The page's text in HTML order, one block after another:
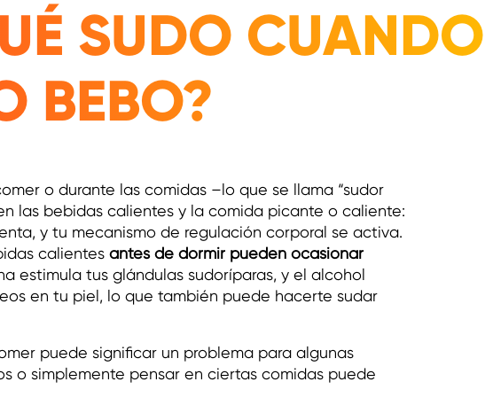
SUDO CUANDO
BEBO?
o durante las comidas –lo que se llama “sudor
las bebidas calientes y la comida picante o caliente:
y tu mecanismo de regulación corporal se activa.
calientes antes de dormir pueden ocasionar
estimula tus glándulas sudoríparas, y el alcohol
en tu piel, lo que también puede hacerte sudar
puede significar un problema para algunas
o simplemente pensar en ciertas comidas puede